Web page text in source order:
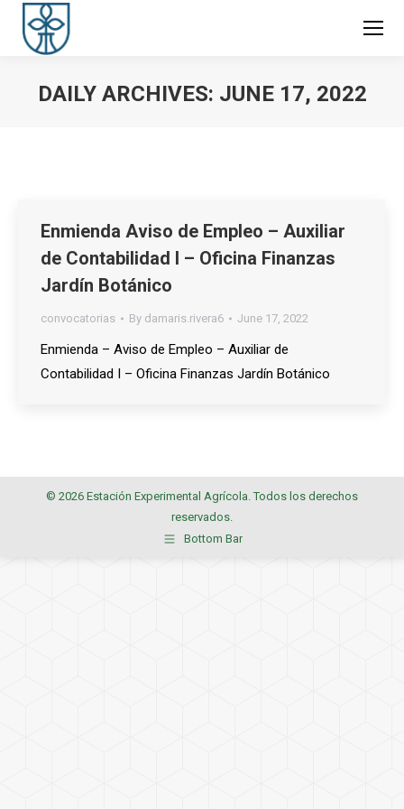
DAILY ARCHIVES: JUNE 17, 2022
Enmienda Aviso de Empleo – Auxiliar
de Contabilidad I – Oficina Finanzas
Jardín Botánico
convocatorias By damaris.rivera6 June 17, 2022
Enmienda – Aviso de Empleo – Auxiliar de
Contabilidad I – Oficina Finanzas Jardín Botánico
© 2026 Estación Experimental Agrícola. Todos los derechos
reservados.
Bottom Bar